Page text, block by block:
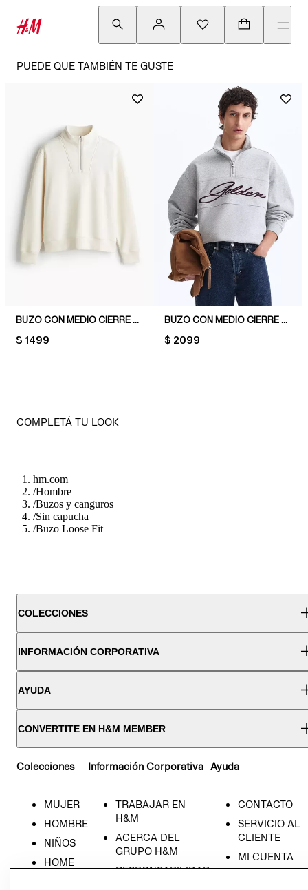
PUEDE QUE TAMBIÉN TE GUSTE
BUZO CON MEDIO CIERRE REGULAR FIT
PRICE:
$ 1499
BUZO CON MEDIO CIERRE RELAXED FIT
PRICE:
$ 2099
COMPLETÁ TU LOOK
hm.com
/Hombre
/Buzos y canguros
/Sin capucha
/Buzo Loose Fit
COLECCIONES
INFORMACIÓN CORPORATIVA
AYUDA
CONVERTITE EN H&M MEMBER
Colecciones
MUJER
HOMBRE
NIÑOS
HOME
Información Corporativa
TRABAJAR EN
H&M
ACERCA DEL
GRUPO H&M
RESPONSABILIDAD
Ayuda
CONTACTO
SERVICIO AL
CLIENTE
MI CUENTA